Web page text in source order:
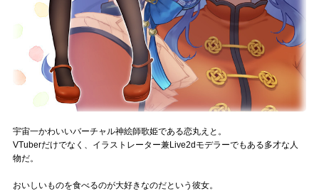
宇宙一かわいいバーチャル神絵師歌姫である恋丸えと。
VTuberだけでなく、イラストレーター兼Live2dモデラーでもある多才な人
物だ。
おいしいものを食べるのが大好きなのだという彼女。